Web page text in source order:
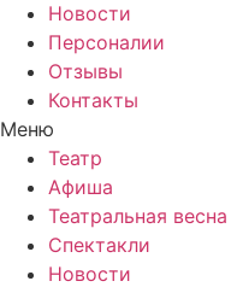
Новости
Персоналии
Отзывы
Контакты
Меню
Театр
Афиша
Театральная весна
Спектакли
Новости